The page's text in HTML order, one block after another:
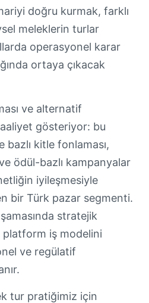
doğru kurmak, farklı
meleklerin turlar
operasyonel karar
ortaya çıkacak
ve alternatif
gösteriyor: bu
kitle fonlaması,
ödül-bazlı kampanyalar
iyileşmesiyle
bir Türk pazar segmenti.
stratejik
platform iş modelini
ve regülatif
tur pratiğimiz için